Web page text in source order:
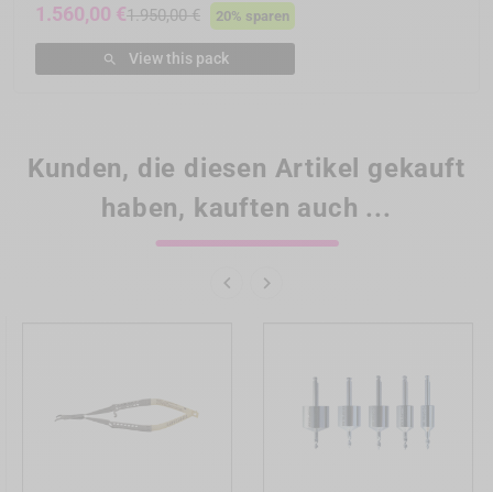
1.560,00 €1.950,00 € 20% sparen
 View this pack
Kunden, die diesen Artikel gekauft
haben, kauften auch ...
 